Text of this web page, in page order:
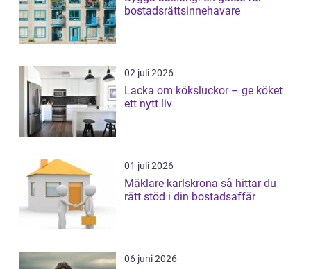
bostadsrättsinnehavare
02 juli 2026
Lacka om köksluckor – ge köket
ett nytt liv
01 juli 2026
Mäklare karlskrona så hittar du
rätt stöd i din bostadsaffär
06 juni 2026